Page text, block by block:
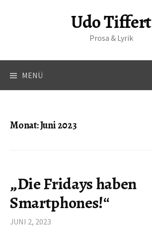
z
Udo Tiffert
Prosa & Lyrik
MENÜ
Monat:Juni 2023
„Die Fridays haben
Smartphones!“
JUNI 2, 2023